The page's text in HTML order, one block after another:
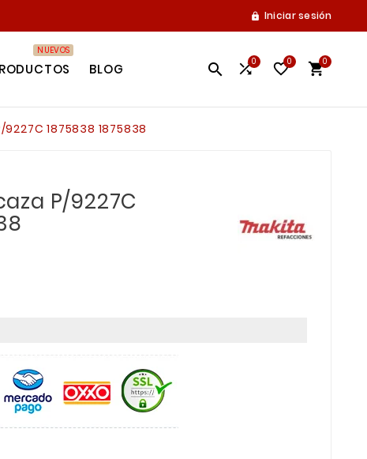
 Iniciar sesión
NUEVOS
BLOG  0 0 0
1875838 1875838
P/9227C